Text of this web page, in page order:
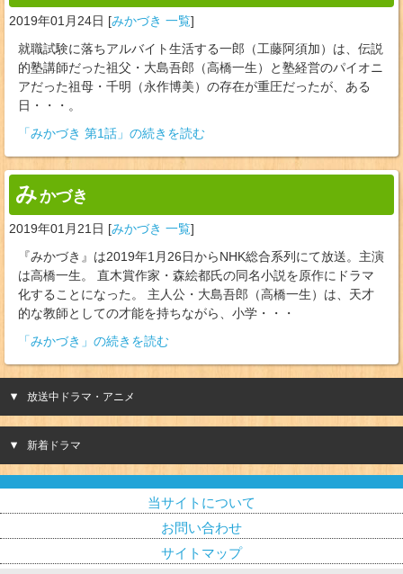
2019年01月24日 [みかづき 一覧]
就職試験に落ちアルバイト生活する一郎（工藤阿須加）は、伝説
的塾講師だった祖父・大島吾郎（高橋一生）と塾経営のパイオニ
アだった祖母・千明（永作博美）の存在が重圧だったが、ある
日・・・。
「みかづき 第1話」の続きを読む
みかづき
2019年01月21日 [みかづき 一覧]
『みかづき』は2019年1月26日からNHK総合系列にて放送。主演
は高橋一生。 直木賞作家・森絵都氏の同名小説を原作にドラマ
化することになった。 主人公・大島吾郎（高橋一生）は、天才
的な教師としての才能を持ちながら、小学・・・
「みかづき」の続きを読む
放送中ドラマ・アニメ
新着ドラマ
当サイトについて
お問い合わせ
サイトマップ